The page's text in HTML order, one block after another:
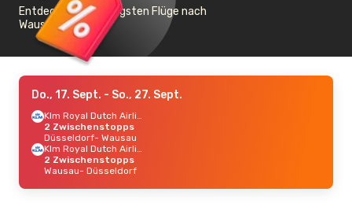
Entdecke die günstigsten Flüge nach
Wausau
Do., 17. Sept. - So., 27. Sept.
Klm Royal Dutch Airlines
2 Zwischenstopps
Düsseldorf- Wausau
Klm Royal Dutch Airlines
2 Zwischenstopps
Wausau- Düsseldorf